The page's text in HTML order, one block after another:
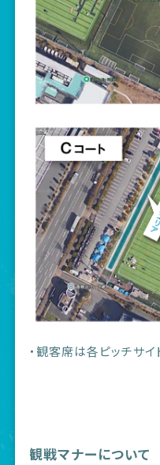
・観客席は各ピッチサイ
観戦マナーについて